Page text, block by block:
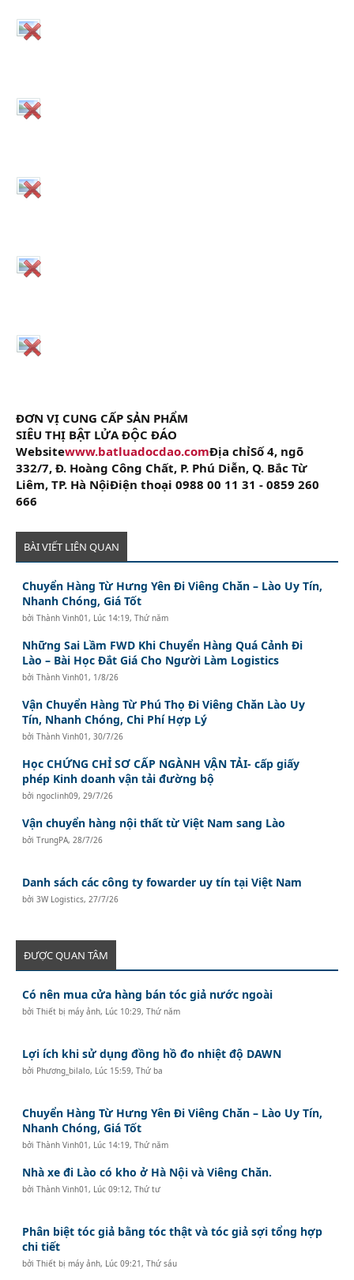
ĐƠN VỊ CUNG CẤP SẢN PHẨM
SIÊU THỊ BẬT LỬA ĐỘC ĐÁO
Websitewww.batluadocdao.comĐịa chỉSố 4, ngõ
332/7, Đ. Hoàng Công Chất, P. Phú Diễn, Q. Bắc Từ
Liêm, TP. Hà NộiĐiện thoại 0988 00 11 31 - 0859 260
666
BÀI VIẾT LIÊN QUAN
Chuyển Hàng Từ Hưng Yên Đi Viêng Chăn – Lào Uy Tín,
Nhanh Chóng, Giá Tốt
bởiThành Vinh01 , Lúc 14:19, Thứ năm
Những Sai Lầm FWD Khi Chuyển Hàng Quá Cảnh Đi
Lào – Bài Học Đắt Giá Cho Người Làm Logistics
bởiThành Vinh01 , 1/8/26
Vận Chuyển Hàng Từ Phú Thọ Đi Viêng Chăn Lào Uy
Tín, Nhanh Chóng, Chi Phí Hợp Lý
bởiThành Vinh01 ,30/7/26
Học CHỨNG CHỈ SƠ CẤP NGÀNH VẬN TẢI- cấp giấy
phép Kinh doanh vận tải đường bộ
bởingoclinh09, 29/7/26
Vận chuyển hàng nội thất từ Việt Nam sang Lào
bởiTrungPA, 28/7/26
Danh sách các công ty fowarder uy tín tại Việt Nam
bởi3W Logistics, 27/7/26
ĐƯỢC QUAN TÂM
Có nên mua cửa hàng bán tóc giả nước ngoài
bởiThiết bị máy ảnh, Lúc 10:29, Thứ năm
Lợi ích khi sử dụng đồng hồ đo nhiệt độ DAWN
bởi Phương_bilalo, Lúc 15:59, Thứ ba
Chuyển Hàng Từ Hưng Yên Đi Viêng Chăn – Lào Uy Tín,
Nhanh Chóng, Giá Tốt
bởiThành Vinh01 , Lúc 14:19, Thứ năm
Nhà xe đi Lào có kho ở Hà Nội và Viêng Chăn.
bởiThành Vinh01 , Lúc 09:12, Thứ tư
Phân biệt tóc giả bằng tóc thật và tóc giả sợi tổng hợp
chi tiết
bởiThiết bị máy ảnh, Lúc 09:21, Thứ sáu